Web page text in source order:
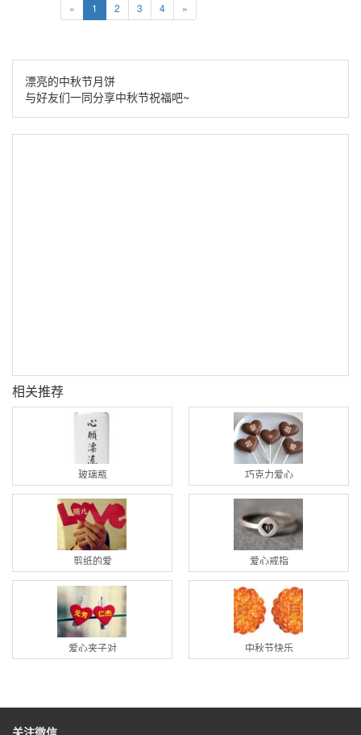
« 1 2 3 4 »
漂亮的中秋节月饼
与好友们一同分享中秋节祝福吧~
相关推荐
玻璃瓶 巧克力爱心
剪纸的爱 爱心戒指
爱心夹子对 中秋节快乐
关注微信